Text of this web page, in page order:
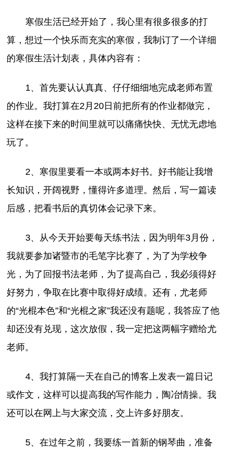
寒假生活已经开始了，我心里有很多很多的打
算，想过一个快乐而充实的寒假，我制订了一个详细
的寒假生活计划表，具体内容有：
1、首先要认认真真、仔仔细细地完成老师布置
的作业。我打算在2月20日前把所有的作业都做完，
这样在接下来的时间里就可以痛痛快快、无忧无虑地
玩了。
2、寒假里要看一本或两本好书。好书能让我增
长知识，开阔视野，懂得许多道理。然后，写一篇读
后感，把看书后的真切体会记录下来。
3、从今天开始要每天练书法，因为明年3月份，
我就要参加诸暨市的毛笔字比赛了，为了为学校争
光，为了回报书法老师，为了提高自己，我必须得好
好努力，争取在比赛中取得好成绩。还有，尤老师
的“光棍本色”和“光棍之家”我还没有题呢，我答应了他
却还没有兑现，这次放假，我一定把这两幅字赠给尤
老师。
4、我打算隔一天在自己的博客上发表一篇日记
或作文，这样可以提高我的写作能力，陶冶情操。我
还可以在网上与大家交流，交上许多好朋友。
5、在过年之前，我要练一首新的钢琴曲，准备